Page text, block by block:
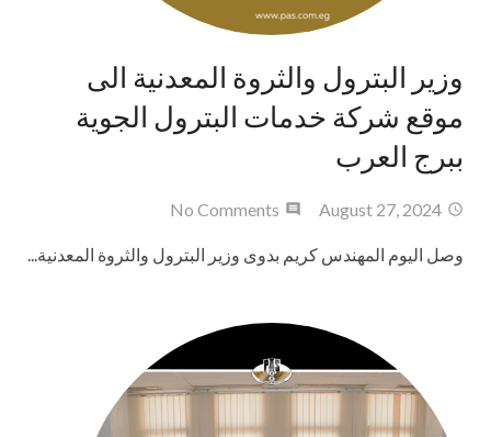
وزير البترول والثروة المعدنية الى
موقع شركة خدمات البترول الجوية
ببرج العرب
August 27, 2024
No Comments
وصل اليوم المهندس كريم بدوى وزير البترول والثروة المعدنية...